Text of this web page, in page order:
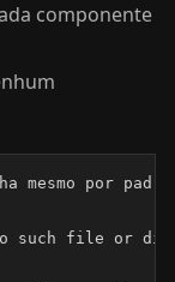
componente
por
such file or